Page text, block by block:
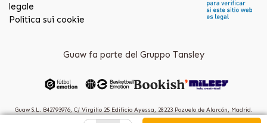
legale
Politica sui cookie
Guaw fa parte del Gruppo Tansley
Guaw S.L. B42793976, C/ Virgilio 25 Edificio Ayessa, 28223 Pozuelo de Alarcón, Madrid.
(Spain)